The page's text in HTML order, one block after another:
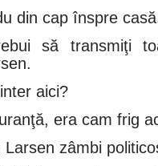
din cap înspre
să transmiţi
aici?
era cam frig
Larsen zâmbi